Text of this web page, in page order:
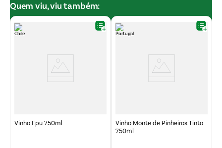
Quem viu, viu também:
Vinho Epu 750ml
Vinho Monte de Pinheiros Tinto
750ml